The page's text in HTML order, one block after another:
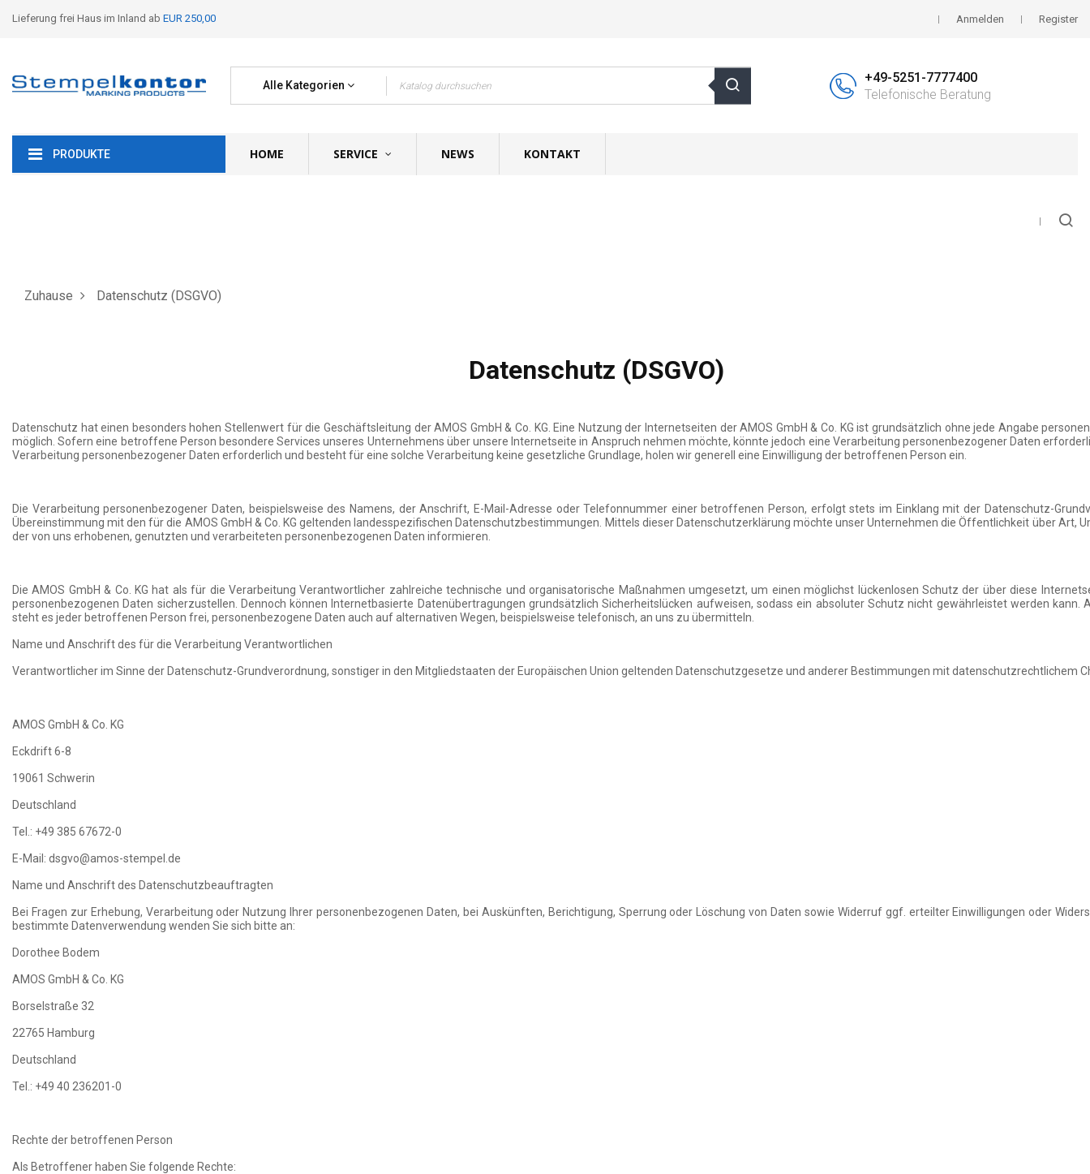
Lieferung frei Haus im Inland ab EUR 250,00 Anmelden Register
Alle Kategorien
+49-5251-7777400
Telefonische Beratung
PRODUKTE HOME SERVICE NEWS KONTAKT
Zuhause Datenschutz (DSGVO)
Datenschutz (DSGVO)
Datenschutz hat einen besonders hohen Stellenwert für die Geschäftsleitung der AMOS GmbH & Co. KG. Eine Nutzung der Internetseiten der AMOS GmbH & Co. KG ist grundsätzlich ohne jede Angabe
möglich. Sofern eine betroffene Person besondere Services unseres Unternehmens über unsere Internetseite in Anspruch nehmen möchte, könnte jedoch eine Verarbeitung personenbezogener Daten
Verarbeitung personenbezogener Daten erforderlich und besteht für eine solche Verarbeitung keine gesetzliche Grundlage, holen wir generell eine Einwilligung der betroffenen Person ein.
Die Verarbeitung personenbezogener Daten, beispielsweise des Namens, der Anschrift, E-Mail-Adresse oder Telefonnummer einer betroffenen Person, erfolgt stets im Einklang mit der Datenschutz-
Übereinstimmung mit den für die AMOS GmbH & Co. KG geltenden landesspezifischen Datenschutzbestimmungen. Mittels dieser Datenschutzerklärung möchte unser Unternehmen die Öffentlichkeit über Art,
der von uns erhobenen, genutzten und verarbeiteten personenbezogenen Daten informieren.
Die AMOS GmbH & Co. KG hat als für die Verarbeitung Verantwortlicher zahlreiche technische und organisatorische Maßnahmen umgesetzt, um einen möglichst lückenlosen Schutz der über diese
personenbezogenen Daten sicherzustellen. Dennoch können Internetbasierte Datenübertragungen grundsätzlich Sicherheitslücken aufweisen, sodass ein absoluter Schutz nicht gewährleistet werden kann.
steht es jeder betroffenen Person frei, personenbezogene Daten auch auf alternativen Wegen, beispielsweise telefonisch, an uns zu übermitteln.
Name und Anschrift des für die Verarbeitung Verantwortlichen
Verantwortlicher im Sinne der Datenschutz-Grundverordnung, sonstiger in den Mitgliedstaaten der Europäischen Union geltenden Datenschutzgesetze und anderer Bestimmungen mit datenschutzrechtlichem
AMOS GmbH & Co. KG
Eckdrift 6-8
19061 Schwerin
Deutschland
Tel.: +49 385 67672-0
E-Mail: dsgvo@amos-stempel.de
Name und Anschrift des Datenschutzbeauftragten
Bei Fragen zur Erhebung, Verarbeitung oder Nutzung Ihrer personenbezogenen Daten, bei Auskünften, Berichtigung, Sperrung oder Löschung von Daten sowie Widerruf ggf. erteilter Einwilligungen oder
bestimmte Datenverwendung wenden Sie sich bitte an:
Dorothee Bodem
AMOS GmbH & Co. KG
Borselstraße 32
22765 Hamburg
Deutschland
Tel.: +49 40 236201-0
Rechte der betroffenen Person
Als Betroffener haben Sie folgende Rechte: